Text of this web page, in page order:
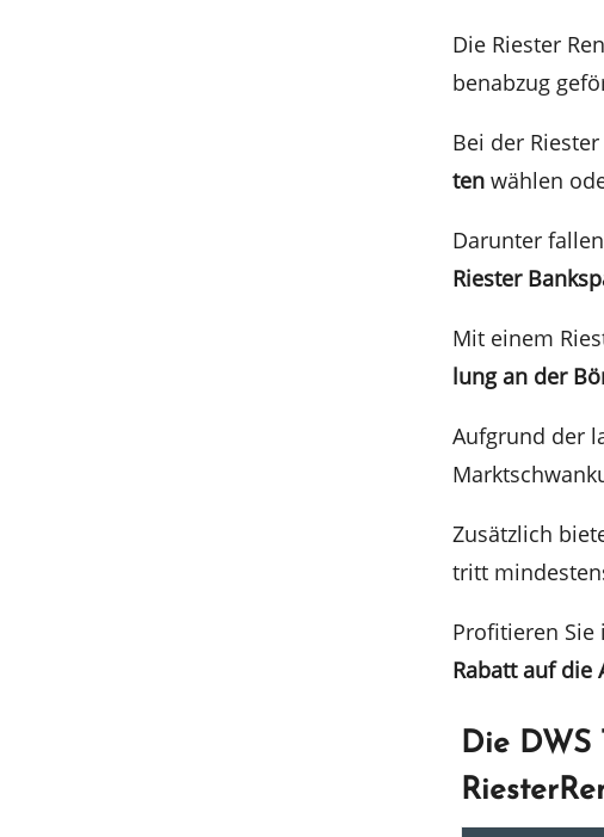
Die Riester
ben­ab­zug
Bei der
tenwählen
Darun­ter
Riester
Mit einem
lung an der
Aufgrund der
Zusätz­lich
tritt
Profi­tie­ren Sie
Rabatt auf die
Die DWS